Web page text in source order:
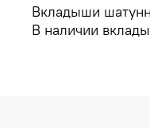
Вкладыши
В наличии